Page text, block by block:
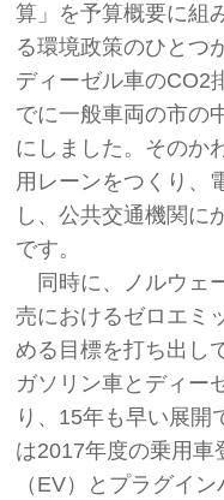
算」を予算概要に組
る環境政策のひとつ
ディーゼル車のCO2
でに一般車両の市の
にしました。そのか
用レーンをつくり、
し、公共交通機関に
です。
同時に、ノルウェ
売におけるゼロエミ
める目標を打ち出し
ガソリン車とディー
り、15年も早い展開
は2017年度の乗用車
（EV）とプラグイ